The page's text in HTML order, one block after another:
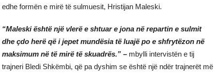
edhe formën e mirë të sulmuesit, Hristijan Maleski.
“Maleski është një vlerë e shtuar e jona në repartin e sulmit
dhe çdo herë që i jepet mundësia të luajë po e shfrytëzon në
maksimum në të mirë të skuadrës.” – mbylli intervistën e tij
trajneri Bledi Shkëmbi, që pa dyshim se është një ndër trajnerët më